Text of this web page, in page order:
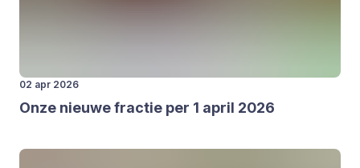
02 apr 2026
Onze nieu­we frac­tie per 1 april 2026